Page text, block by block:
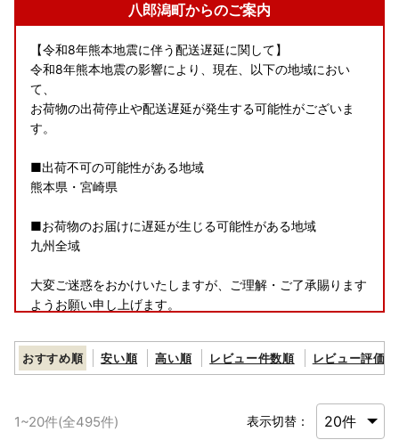
八郎潟町からのご案内
【令和8年熊本地震に伴う配送遅延に関して】
令和8年熊本地震の影響により、現在、以下の地域におい
て、
お荷物の出荷停止や配送遅延が発生する可能性がございま
す。
■出荷不可の可能性がある地域
熊本県・宮崎県
■お荷物のお届けに遅延が生じる可能性がある地域
九州全域
大変ご迷惑をおかけいたしますが、ご理解・ご了承賜ります
ようお願い申し上げます。
【夏季休業期間中の受付・発送スケジュールのお知らせ】
夏季休業期間中（8月8日～8月16日）、お問い合わせセンタ
ーはカレンダー通りにお休みをいただきます。
なお、返礼品は発送元事業者のお休みにより発送時期は異な
おすすめ順 安い順 高い順 レビュー件数順 レビュー評価順
1~20件(全495件) 表示切替：